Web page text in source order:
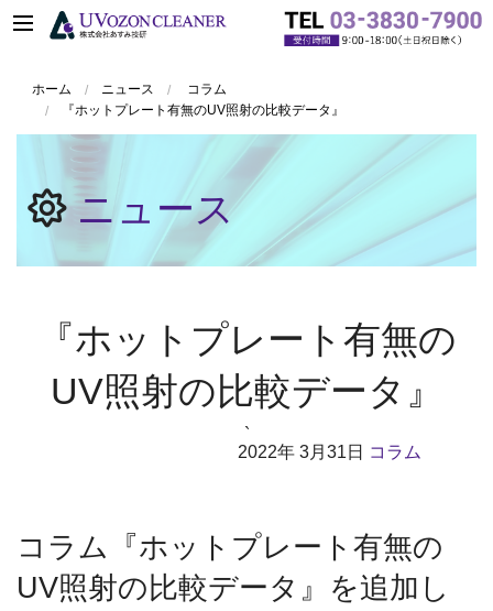
ホーム ニュース
コラム
『ホットプレート有無のUV照射の比較データ』
ニュース
『ホットプレート有無の
UV照射の比較データ』
`
2022年 3月31日 コラム
コラム『ホットプレート有無の
UV照射の比較データ』を追加し